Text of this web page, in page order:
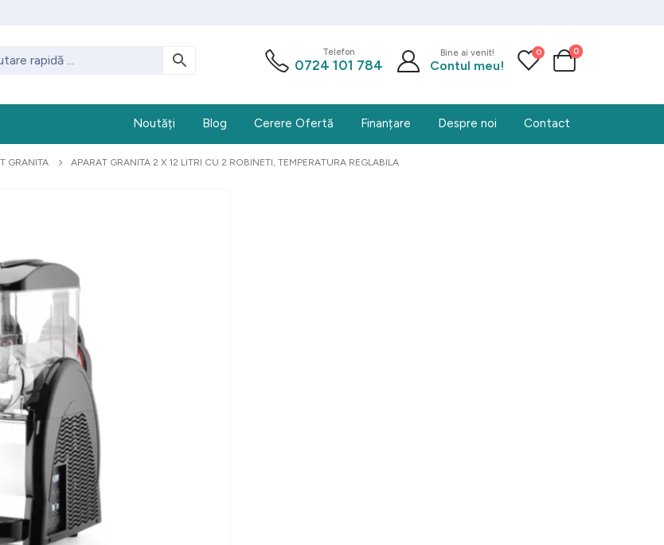
Telefon
0724 101 784
Bine ai venit!
Contul meu!
0 0
Noutăți Blog Cerere Ofertă Finanțare Despre noi Contact
GRANITA APARAT GRANITA 2 X 12 LITRI CU 2 ROBINETI, TEMPERATURA REGLABILA